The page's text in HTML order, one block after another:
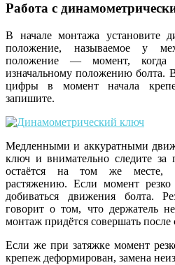
Работа с
В начале монтажа установите
положение, называемое у
положение — момент, когда
изначальному положению болта.
цифры в момент начала
запишите.
Медленными и аккуратными
ключ и внимательно следите за
остаётся на том же месте,
растяжению. Если момент резко
добиваться движения болта.
говорит о том, что держатель
монтаж придётся совершать после
Если же при затяжке момент
крепеж деформирован, замена